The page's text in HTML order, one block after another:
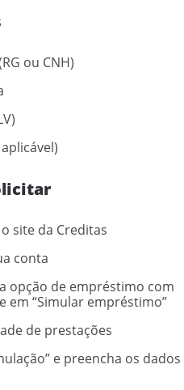
ou CNH)
site da Creditas
conta
opção de empréstimo com
em “Simular empréstimo”
de prestações
e preencha os dados